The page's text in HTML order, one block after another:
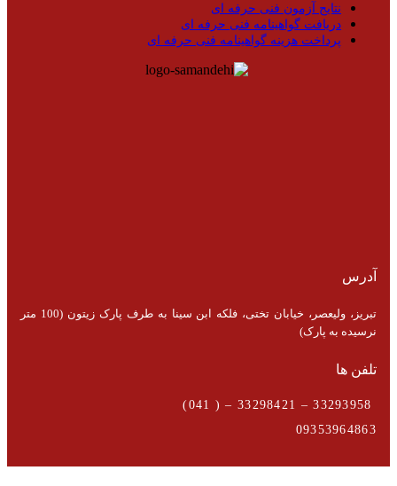
نتایج آزمون فنی حرفه ای
دریافت گواهینامه فنی حرفه ای
پرداخت هزینه گواهینامه فنی حرفه ای
آدرس
تبریز، ولیعصر، خیابان تختی، فلکه ابن سینا به طرف پارک زیتون (100 متر
نرسیده به پارک)
تلفن ها
09353964863